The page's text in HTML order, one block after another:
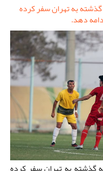
به تهران سفر کرده
دهد.